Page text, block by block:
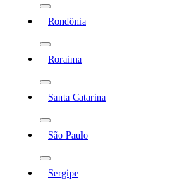
Rondônia
Roraima
Santa Catarina
São Paulo
Sergipe